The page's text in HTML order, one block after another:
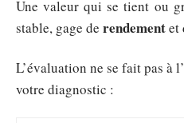
Une valeur qui se tient ou
stable, gage de rendementet
L’évaluation ne se fait pas
votre diagnostic :